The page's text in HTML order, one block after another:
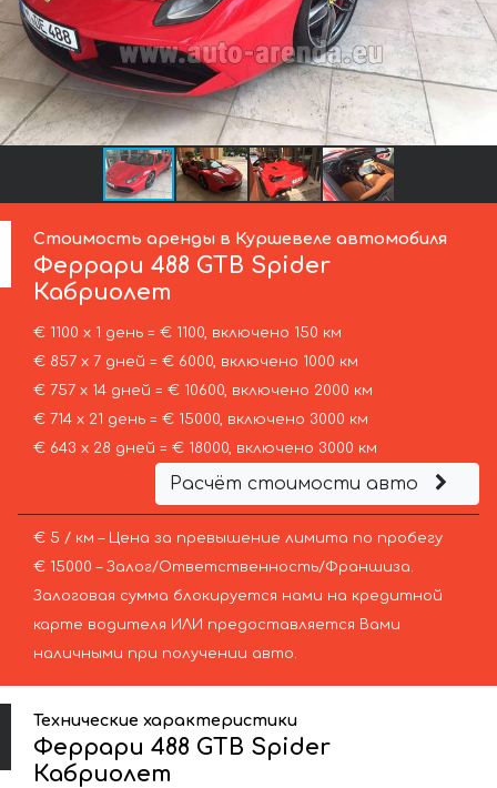
Стоимость аренды в Куршевеле автомобиля
Феррари 488 GTB Spider
Кабриолет
€ 1100 х 1 день = € 1100, включено 150 км
€ 857 х 7 дней = € 6000, включено 1000 км
€ 757 х 14 дней = € 10600, включено 2000 км
€ 714 х 21 день = € 15000, включено 3000 км
€ 643 х 28 дней = € 18000, включено 3000 км
Расчёт стоимости авто
€ 5 / км – Цена за превышение лимита по пробегу
€ 15000 – Залог/Ответственность/Франшиза.
Залоговая сумма блокируется нами на кредитной
карте водителя ИЛИ предоставляется Вами
наличными при получении авто.
Технические характеристики
Феррари 488 GTB Spider
Кабриолет